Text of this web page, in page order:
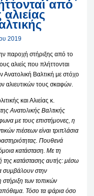
από
2019
παροχή στήριξης από το
αλιείς που πλήττονται
Ανατολική Βαλτική με στόχο
αλιευτικών τους σκαφών.
και Αλιείας κ.
Ανατολικής Βαλτικής
με τους επιστήμονες, η
πιέσεων είναι τριπλάσια
Πουθενά
κατάσταση. Με τη
της κατάστασης αυτής: μέσω
συμβάλουν στην
των τοπικών
Τόσο τα ψάρια όσο